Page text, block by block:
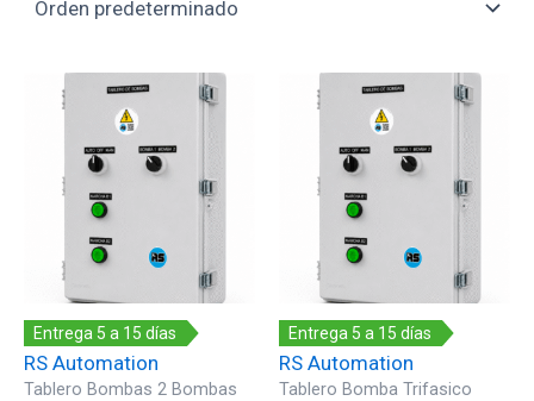
Entrega 5 a 15 días
RS Automation
Tablero Bombas 2 Bombas
Entrega 5 a 15 días
RS Automation
Tablero Bomba Trifasico